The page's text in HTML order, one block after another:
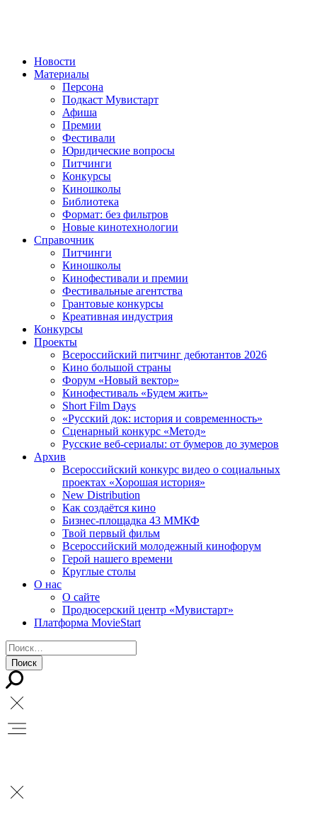
Новости
Материалы
Персона
Подкаст Мувистарт
Афиша
Премии
Фестивали
Юридические вопросы
Питчинги
Конкурсы
Киношколы
Библиотека
Формат: без фильтров
Новые кинотехнологии
Справочник
Питчинги
Киношколы
Кинофестивали и премии
Фестивальные агентства
Грантовые конкурсы
Креативная индустрия
Конкурсы
Проекты
Всероссийский питчинг дебютантов 2026
Кино большой страны
Форум «Новый вектор»
Кинофестиваль «Будем жить»
Short Film Days
«Русский док: история и современность»
Сценарный конкурс «Метод»
Русские веб-сериалы: от бумеров до зумеров
Архив
Всероссийский конкурс видео о социальных
проектах «Хорошая история»
New Distribution
Как создаётся кино
Бизнес-площадка 43 ММКФ
Твой первый фильм
Всероссийский молодежный кинофорум
Герой нашего времени
Круглые столы
О нас
О сайте
Продюсерский центр «Мувистарт»
Платформа MovieStart